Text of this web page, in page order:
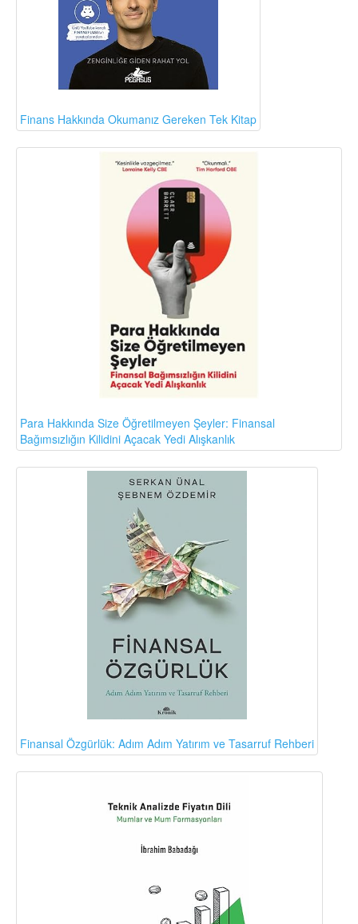
Finans Hakkında Okumanız Gereken Tek Kitap
Para Hakkında Size Öğretilmeyen Şeyler: Finansal
Bağımsızlığın Kilidini Açacak Yedi Alışkanlık
Finansal Özgürlük: Adım Adım Yatırım ve Tasarruf Rehberi